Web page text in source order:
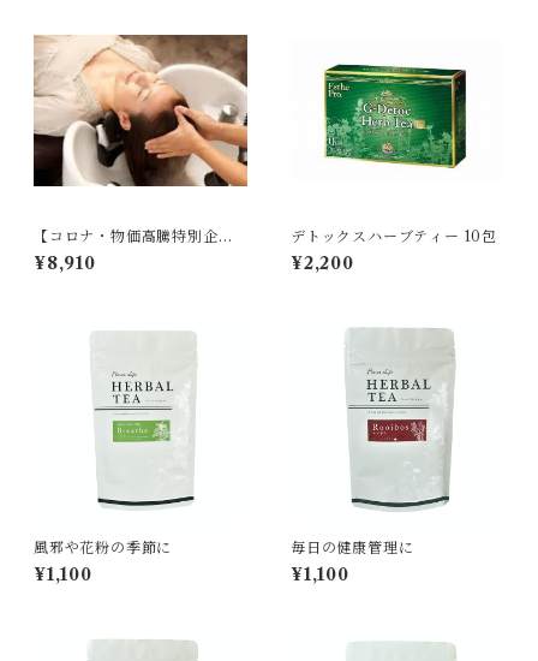
【コロナ・物価高騰特別企
画】オーガニックヘッドスパ
３回とリラックスハーブティ
¥8,910
デトックスハーブティー 10包
¥2,200
風邪や花粉の季節に
¥1,100
毎日の健康管理に
¥1,100